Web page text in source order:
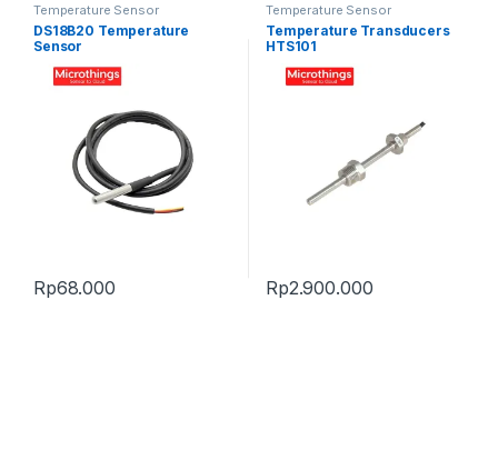
Temperature Sensor
DS18B20 Temperature
Sensor
Rp68.000
Temperature Sensor
Temperature Transducers
HTS101
Rp2.900.000